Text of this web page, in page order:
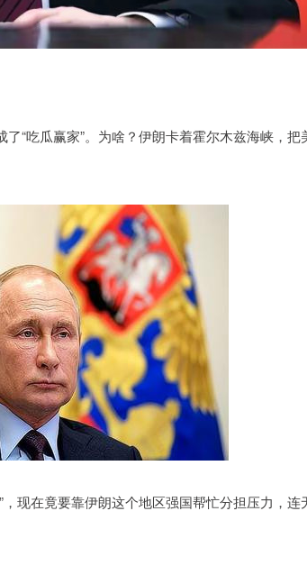
“吃瓜赢家”。为啥？伊朗卡着霍尔木兹海峡，把
现在竟要靠伊朗这个地区强国帮忙分担压力，连